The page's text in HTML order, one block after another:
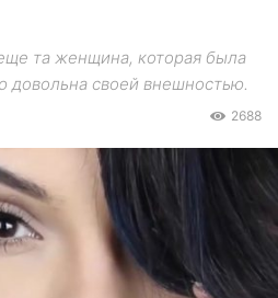
та женщина, которая была
довольна своей внешностью.
2688